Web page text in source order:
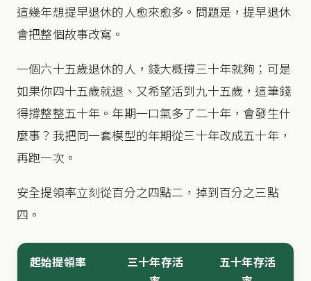
這幾年想提早退休的人愈來愈多。問題是，提早退休
會把整個故事改寫。
一個六十五歲退休的人，錢大概撐三十年就夠；可是
如果你四十五歲就退、又希望活到九十五歲，這筆錢
得撐整整五十年。年期一口氣多了二十年，會發生什
麼事？我把同一套模型的年期從三十年改成五十年，
再跑一次。
安全提領率立刻從百分之四點二，掉到百分之三點
四。
起始提領率
三十年存活
五十年存活